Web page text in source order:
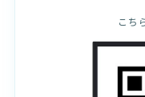
こち